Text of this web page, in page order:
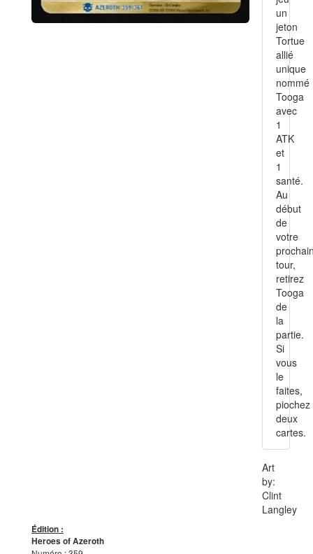
un
jeton
Tortue
allié
unique
nommé
Tooga
avec
1
ATK
et
1
santé.
Au
début
de
votre
tour,
retirez
Tooga
de
la
partie.
Si
vous
le
faites,
piochez
deux
cartes.
Art
by:
Clint
Langley
Édition :
Heroes of Azeroth